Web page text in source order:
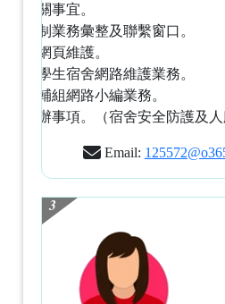
練相關事宜。
部控制業務彙整及聯繫窗口。
輔組網頁維護。
濤館學生宿舍網路維護業務。
責住輔組網路小編業務。
時交辦事項。（宿舍安全防護及人
Email:
3